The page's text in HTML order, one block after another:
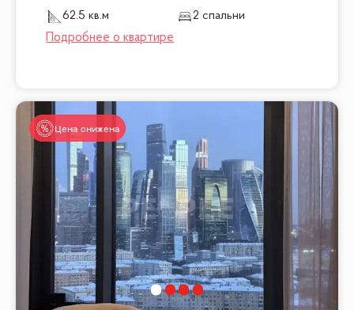
62.5 кв.м
2 спальни
Цена снижена